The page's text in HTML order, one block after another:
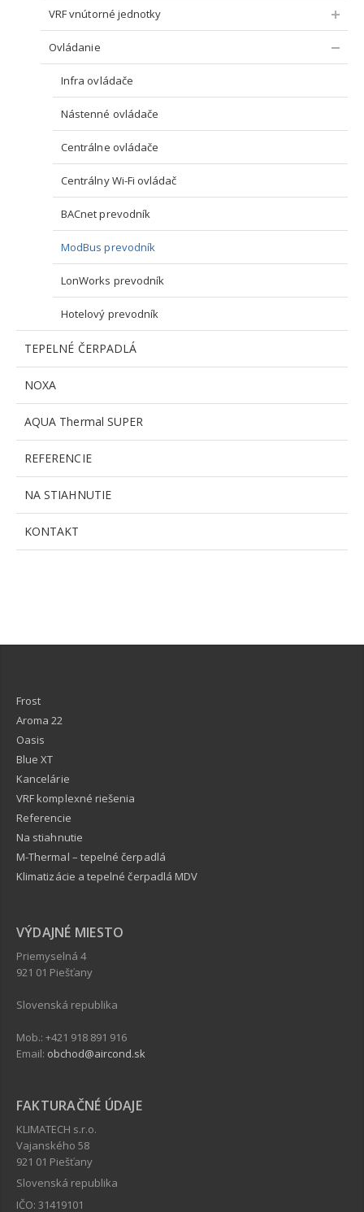
VRF vnútorné jednotky
Ovládanie
Infra ovládače
Nástenné ovládače
Centrálne ovládače
Centrálny Wi-Fi ovládač
BACnet prevodník
ModBus prevodník
LonWorks prevodník
Hotelový prevodník
TEPELNÉ ČERPADLÁ
NOXA
AQUA Thermal SUPER
REFERENCIE
NA STIAHNUTIE
KONTAKT
Frost
Aroma 22
Oasis
Blue XT
Kancelárie
VRF komplexné riešenia
Referencie
Na stiahnutie
M-Thermal – tepelné čerpadlá
Klimatizácie a tepelné čerpadlá MDV
VÝDAJNÉ MIESTO
Priemyselná 4
921 01 Piešťany
Slovenská republika
Mob.: +421 918 891 916
Email: obchod@aircond.sk
FAKTURAČNÉ ÚDAJE
KLIMATECH s.r.o.
Vajanského 58
921 01 Piešťany
Slovenská republika
IČO: 31419101